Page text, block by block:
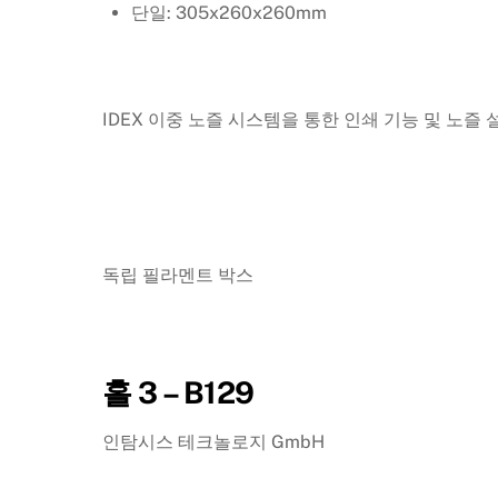
단일: 305x260x260mm
IDEX 이중 노즐 시스템을 통한 인쇄 기능 및 노즐
독립 필라멘트 박스
홀 3 – B129
인탐시스 테크놀로지 GmbH